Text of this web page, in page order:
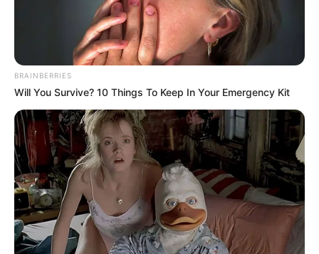
November 18, 2025
BRAINBERRIES
Will You Survive? 10 Things To Keep In Your Emergency Kit